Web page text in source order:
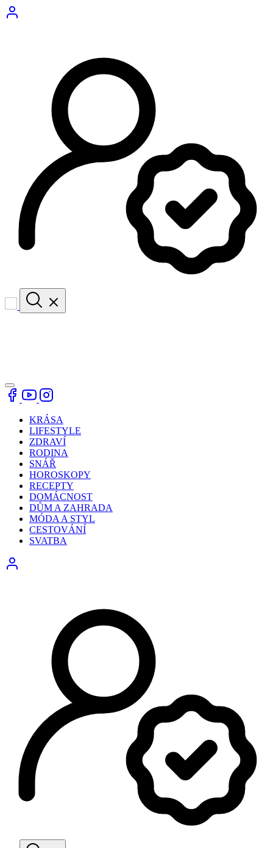
KRÁSA
LIFESTYLE
ZDRAVÍ
RODINA
SNÁŘ
HOROSKOPY
RECEPTY
DOMÁCNOST
DŮM A ZAHRADA
MÓDA A STYL
CESTOVÁNÍ
SVATBA